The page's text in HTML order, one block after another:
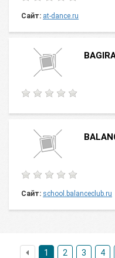
Сайт: at-dance.ru
Сайт: school.balanceclub.ru
1 2 3 4